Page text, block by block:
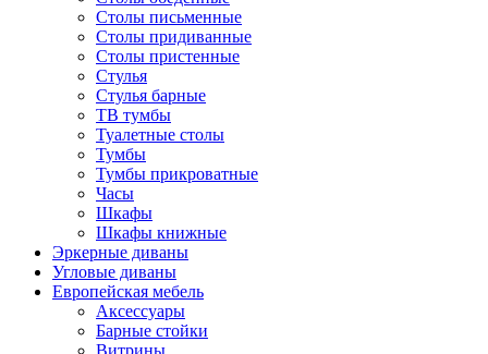
Столы письменные
Столы придиванные
Столы пристенные
Стулья
Стулья барные
ТВ тумбы
Туалетные столы
Тумбы
Тумбы прикроватные
Часы
Шкафы
Шкафы книжные
Эркерные диваны
Угловые диваны
Европейская мебель
Аксессуары
Барные стойки
Витрины